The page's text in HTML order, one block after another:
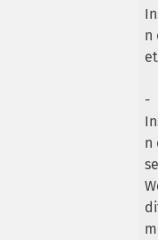
n
-
n